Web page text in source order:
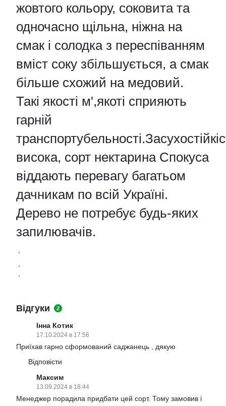
жовтого кольору, соковита та
одночасно щільна, ніжна на
смак і солодка з переспіванням
вміст соку збільшується, а смак
більше схожий на медовий.
Такі якості м',якоті сприяють
гарній
висока, сорт нектарина Спокуса
віддають перевагу багатьом
дачникам по всій Україні.
Дерево не потребує будь-яких
запилювачів.
Відгуки 2
Інна Котик
17.10.2024 в 17:56
Приїхав гарно сформований саджанець , дякую
Відповісти
Максим
13.09.2024 в 18:44
Менеджер порадила придбати цей сорт. Тому замовив і